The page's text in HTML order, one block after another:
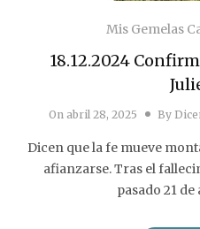
Mis Gemelas
18.12.2024
On abril 28, 2025 By
Dicen que la fe mueve
afianzarse. Tras el
pasado 21